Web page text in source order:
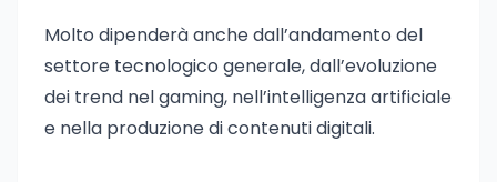
Molto dipenderà anche dall’andamento del
settore tecnologico generale, dall’evoluzione
dei trend nel gaming, nell’intelligenza artificiale
e nella produzione di contenuti digitali.